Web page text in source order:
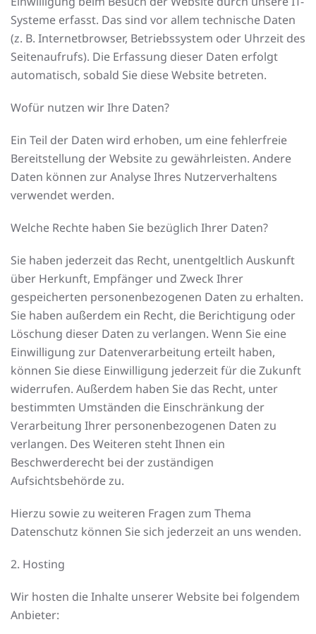
Systeme erfasst. Das sind vor allem technische Daten
(z. B. Internetbrowser, Betriebssystem oder Uhrzeit des
Seitenaufrufs). Die Erfassung dieser Daten erfolgt
automatisch, sobald Sie diese Website betreten.
Wofür nutzen wir Ihre Daten?
Ein Teil der Daten wird erhoben, um eine fehlerfreie
Bereitstellung der Website zu gewährleisten. Andere
Daten können zur Analyse Ihres Nutzerverhaltens
verwendet werden.
Welche Rechte haben Sie bezüglich Ihrer Daten?
Sie haben jederzeit das Recht, unentgeltlich Auskunft
über Herkunft, Empfänger und Zweck Ihrer
gespeicherten personenbezogenen Daten zu erhalten.
Sie haben außerdem ein Recht, die Berichtigung oder
Löschung dieser Daten zu verlangen. Wenn Sie eine
Einwilligung zur Datenverarbeitung erteilt haben,
können Sie diese Einwilligung jederzeit für die Zukunft
widerrufen. Außerdem haben Sie das Recht, unter
bestimmten Umständen die Einschränkung der
Verarbeitung Ihrer personenbezogenen Daten zu
verlangen. Des Weiteren steht Ihnen ein
Beschwerderecht bei der zuständigen
Aufsichtsbehörde zu.
Hierzu sowie zu weiteren Fragen zum Thema
Datenschutz können Sie sich jederzeit an uns wenden.
2. Hosting
Wir hosten die Inhalte unserer Website bei folgendem
Anbieter: